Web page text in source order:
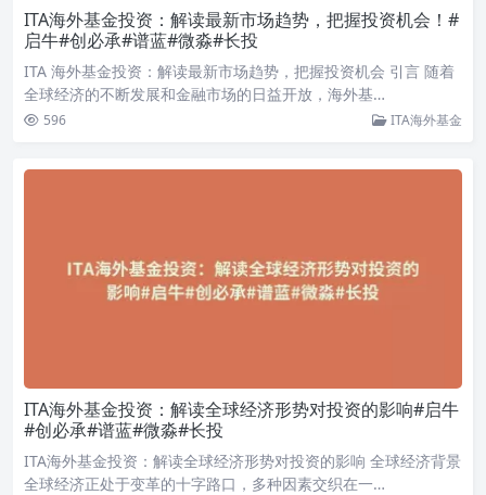
ITA海外基金投资：解读最新市场趋势，把握投资机会！#
启牛#创必承#谱蓝#微淼#长投
ITA 海外基金投资：解读最新市场趋势，把握投资机会 引言 随着
全球经济的不断发展和金融市场的日益开放，海外基…
596 ITA海外基金
ITA海外基金投资：解读全球经济形势对投资的影响#启牛
#创必承#谱蓝#微淼#长投
ITA海外基金投资：解读全球经济形势对投资的影响 全球经济背景
全球经济正处于变革的十字路口，多种因素交织在一…